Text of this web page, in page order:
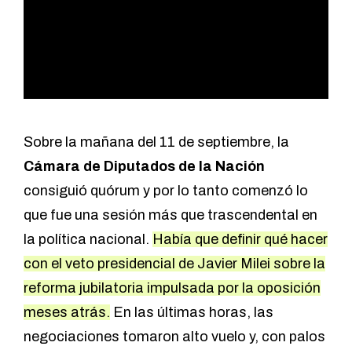
Sobre la mañana del 11 de septiembre, la
Cámara de Diputados de la Nación
consiguió quórum y por lo tanto comenzó lo
que fue una sesión más que trascendental en
la política nacional. Había que definir qué hacer
con el veto presidencial de Javier Milei sobre la
reforma jubilatoria impulsada por la oposición
meses atrás. En las últimas horas, las
negociaciones tomaron alto vuelo y, con palos